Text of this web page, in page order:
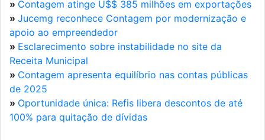
» Contagem atinge U$$ 385 milhões em exportações
» Jucemg reconhece Contagem por modernização e
apoio ao empreendedor
» Esclarecimento sobre instabilidade no site da
Receita Municipal
» Contagem apresenta equilíbrio nas contas públicas
de 2025
» Oportunidade única: Refis libera descontos de até
100% para quitação de dívidas